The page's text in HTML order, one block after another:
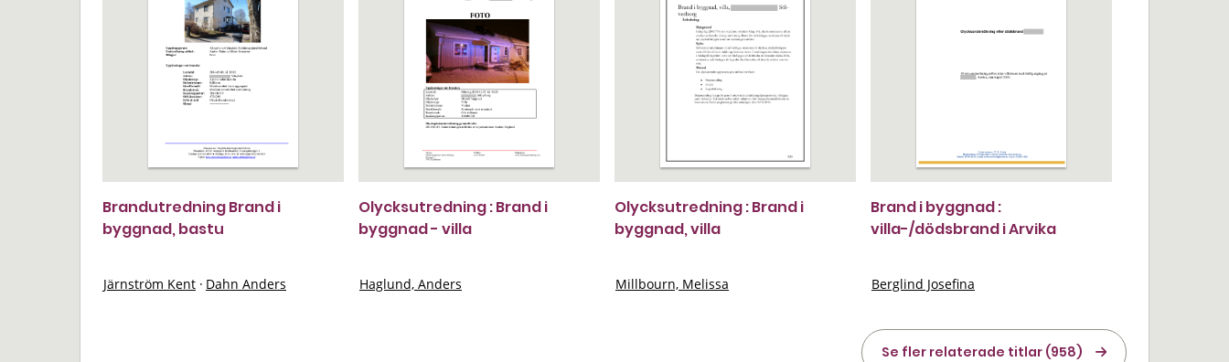
Brandutredning Brand i
byggnad, bastu
Järnström Kent · Dahn Anders
Olycksutredning : Brand i
byggnad - villa
Haglund, Anders
Olycksutredning : Brand i
byggnad, villa
Millbourn, Melissa
Brand i byggnad :
villa-/dödsbrand i Arvika
Berglind Josefina
Se fler relaterade titlar (958)